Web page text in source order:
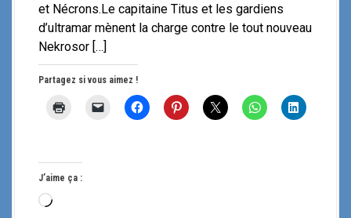
et Nécrons.Le capitaine Titus et les gardiens
d’ultramar mènent la charge contre le tout nouveau
Nekrosor […]
Partagez si vous aimez !
J’aime ça :
C